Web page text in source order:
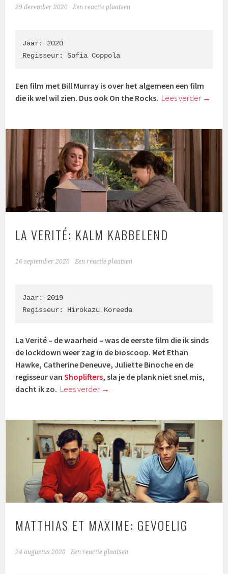
29 december 2020 Een reactie plaatsen
Jaar: 2020
Regisseur: Sofia Coppola
Een film met Bill Murray is over het algemeen een film
die ik wel wil zien. Dus ook On the Rocks. Lees verder →
LA VERITÉ: KALM KABBELEND
16 september 2020 Een reactie plaatsen
Jaar: 2019
Regisseur: Hirokazu Koreeda
La Verité – de waarheid – was de eerste film die ik sinds
de lockdown weer zag in de bioscoop. Met Ethan
Hawke, Catherine Deneuve, Juliette Binoche en de
regisseur vanShoplifters, sla je de plank niet snel mis,
dacht ik zo. Lees verder →
MATTHIAS ET MAXIME: GEVOELIG
24 augustus 2020 Een reactie plaatsen